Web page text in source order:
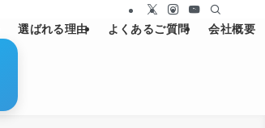
選ばれる理由 よくあるご質問 会社概要